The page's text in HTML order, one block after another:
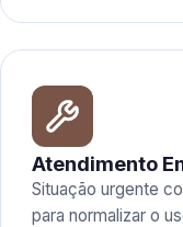
Atendimento
Situação urgente
para normalizar o